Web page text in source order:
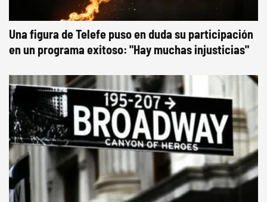
Una figura de Telefe puso en duda su participación
en un programa exitoso: "Hay muchas injusticias"